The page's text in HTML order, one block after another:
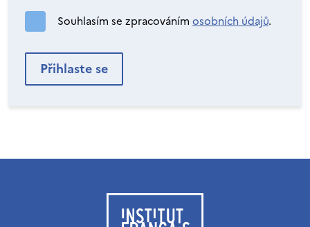
Souhlasím se zpracováním osobních údajů.